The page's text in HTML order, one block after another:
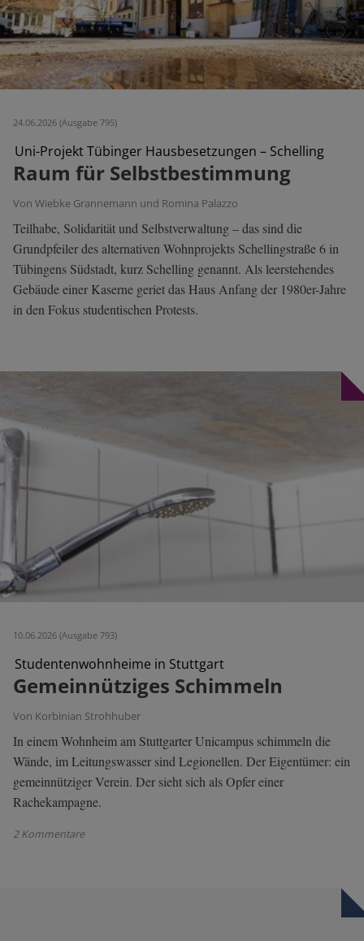
24.06.2026 (Ausgabe 795)
Uni-Projekt Tübinger Hausbesetzungen – Schelling
Raum für Selbstbestimmung
Von Wiebke Grannemann und Romina Palazzo
Teilhabe, Solidarität und Selbstverwaltung – das sind die
Grundpfeiler des alternativen Wohnprojekts Schellingstraße 6 in
Tübingens Südstadt, kurz Schelling genannt. Als leerstehendes
Gebäude einer Kaserne geriet das Haus Anfang der 1980er-Jahre
in den Fokus studentischen Protests.
10.06.2026 (Ausgabe 793)
Studentenwohnheime in Stuttgart
Gemeinnütziges Schimmeln
Von Korbinian Strohhuber
In einem Wohnheim am Stuttgarter Unicampus schimmeln die
Wände, im Leitungswasser sind Legionellen. Der Eigentümer: ein
gemeinnütziger Verein. Der sieht sich als Opfer einer
Rachekampagne.
2 Kommentare